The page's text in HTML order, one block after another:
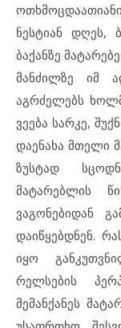
ნესტიან დღეს,
ბაქანზე
მანძილზე იმ
აგრძელებს
ვეება სარკე,
დაენახა მთელი
ზუსტად
მატარებლის
ვაგონებიდან
დაიწყებდნენ.
იყო
რელსების
მემანქანეს